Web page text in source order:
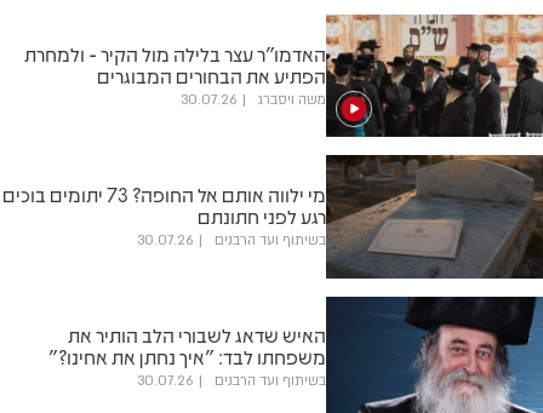
האדמו"ר עצר בלילה מול הקיר - ולמחרת
הפתיע את הבחורים המבוגרים
משה ויסברג 30.07.26
מי ילווה אותם אל החופה? 73 יתומים בוכים
רגע לפני חתונתם
בשיתוף ועד הרבנים 30.07.26
האיש שדאג לשבורי הלב הותיר את
משפחתו לבד: "איך נחתן את אחינו?"
בשיתוף ועד הרבנים 30.07.26